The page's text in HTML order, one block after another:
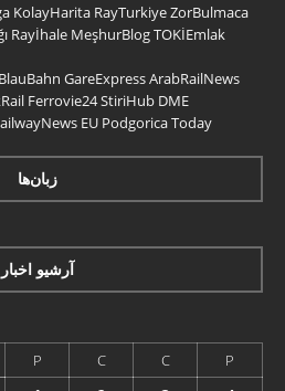
KolayHarita RayTurkiyeZorBulmaca
Rayİhale MeşhurBlogTOKİEmlak
BlauBahn GareExpressArabRailNews
Ferrovie24StiriHub DME
EU Podgorica Today
زبان‌ها
آرشیو اخبار
P C C
P